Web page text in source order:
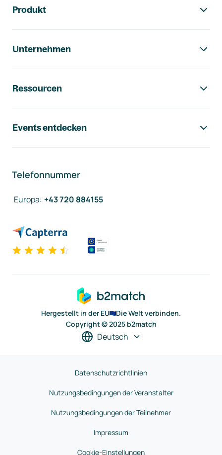
Produkt
Unternehmen
Ressourcen
Events entdecken
Telefonnummer
Europa: +43 720 884155
Hergestellt in der EU
Die Welt verbinden.
Copyright © 2025 b2match
Deutsch
Datenschutzrichtlinien
Nutzungsbedingungen der Veranstalter
Nutzungsbedingungen der Teilnehmer
Impressum
Cookie-Einstellungen